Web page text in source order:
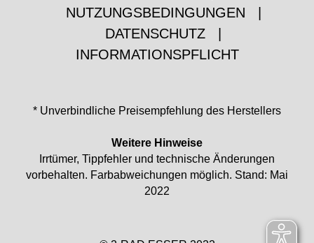
NUTZUNGSBEDINGUNGEN
DATENSCHUTZ
INFORMATIONSPFLICHT
* Unverbindliche Preisempfehlung des Herstellers
Weitere Hinweise
Irrtümer, Tippfehler und technische Änderungen
vorbehalten. Farbabweichungen möglich. Stand: Mai
2022